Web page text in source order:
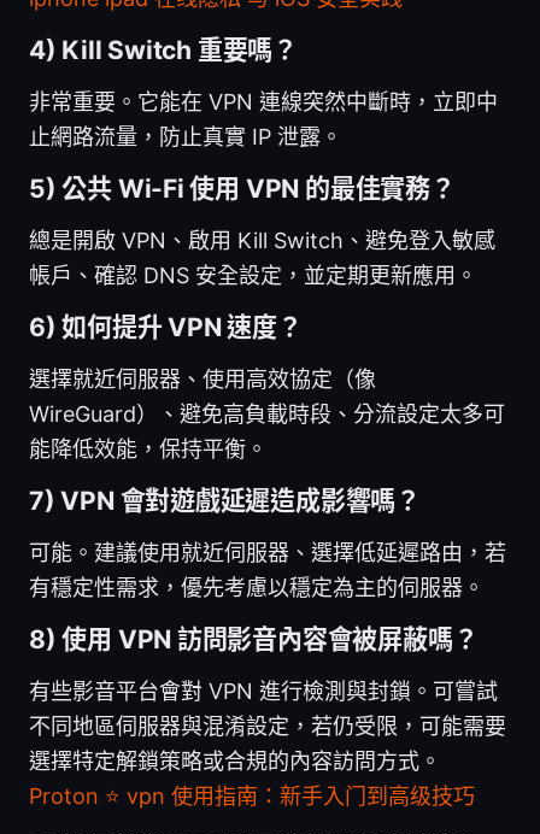
4) Kill Switch 重要嗎？
非常重要。它能在 VPN 連線突然中斷時，立即中
止網路流量，防止真實 IP 泄露。
5) 公共 Wi-Fi 使用 VPN 的最佳實務？
總是開啟 VPN、啟用 Kill Switch、避免登入敏感
帳戶、確認 DNS 安全設定，並定期更新應用。
6) 如何提升 VPN 速度？
選擇就近伺服器、使用高效協定（像
WireGuard）、避免高負載時段、分流設定太多可
能降低效能，保持平衡。
7) VPN 會對遊戲延遲造成影響嗎？
可能。建議使用就近伺服器、選擇低延遲路由，若
有穩定性需求，優先考慮以穩定為主的伺服器。
8) 使用 VPN 訪問影音內容會被屏蔽嗎？
有些影音平台會對 VPN 進行檢測與封鎖。可嘗試
不同地區伺服器與混淆設定，若仍受限，可能需要
選擇特定解鎖策略或合規的內容訪問方式。
Proton ⭐ vpn 使用指南：新手入门到高级技巧